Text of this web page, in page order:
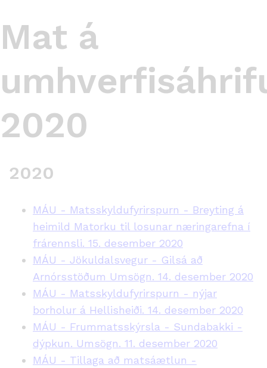
Mat á
2020
2020
MÁU - Matsskyldufyrirspurn - Breyting á
heimild Matorku til losunar næringarefna í
frárennsli. 15. desember 2020
MÁU - Jökuldalsvegur - Gilsá að
Arnórsstöðum Umsögn. 14. desember 2020
MÁU - Matsskyldufyrirspurn - nýjar
borholur á Hellisheiði. 14. desember 2020
MÁU - Frummatsskýrsla - Sundabakki -
dýpkun. Umsögn. 11. desember 2020
MÁU - Tillaga að matsáætlun -